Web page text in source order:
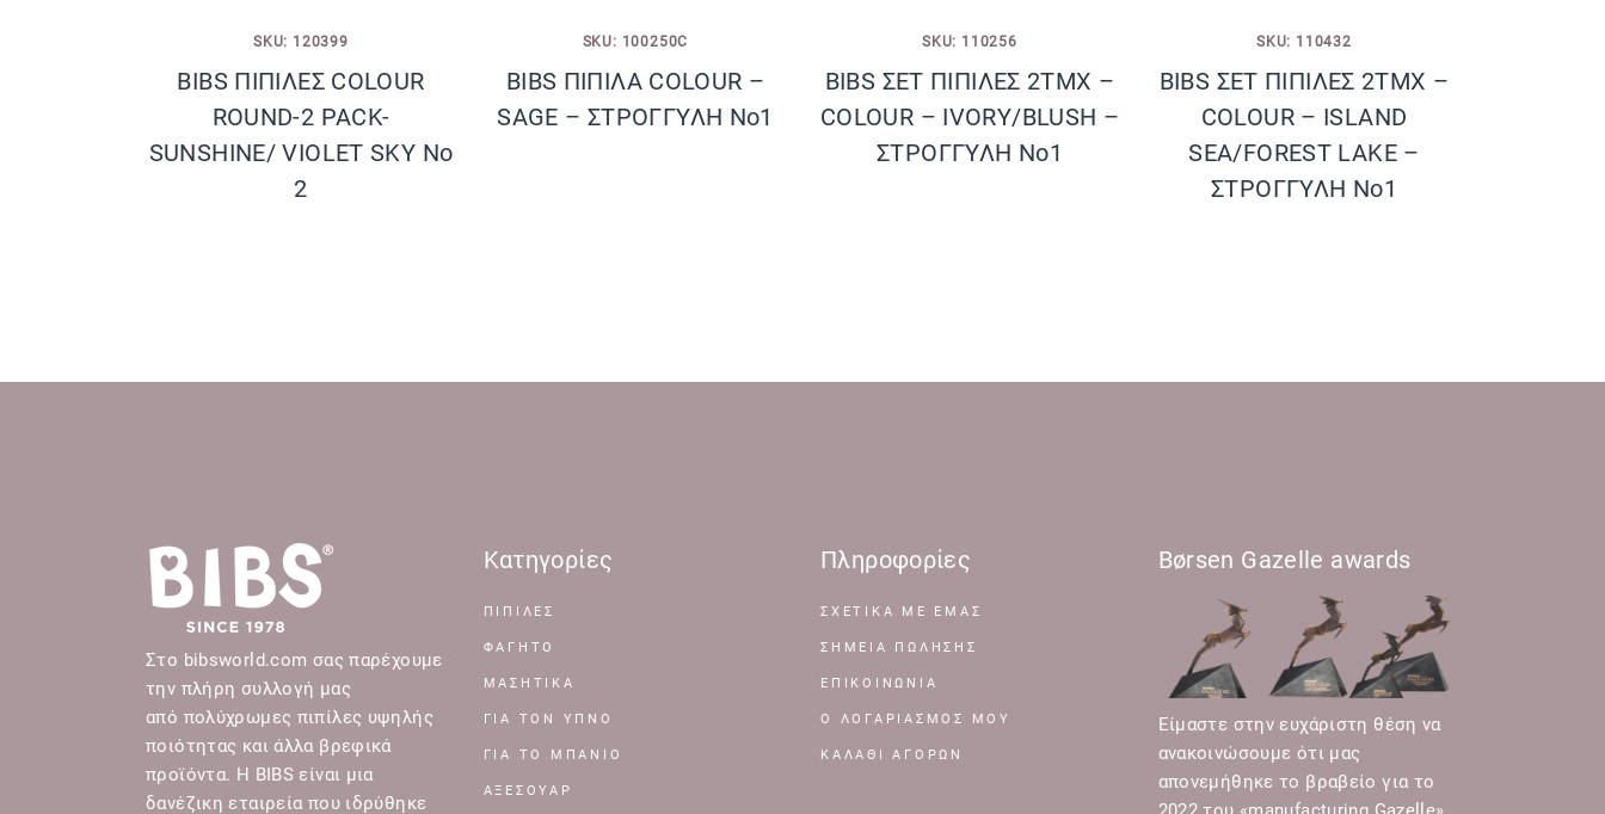
SKU: 120399
BIBS ΠΙΠΙΛΕΣ COLOUR
ROUND-2 PACK-
SUNSHINE/ VIOLET SKY No
2
SKU: 100250C
BIBS ΠΙΠΙΛΑ COLOUR –
SAGE – ΣΤΡΟΓΓΥΛΗ No1
SKU: 110256
BIBS ΣΕΤ ΠΙΠΙΛΕΣ 2ΤΜΧ –
COLOUR – IVORY/BLUSH –
ΣΤΡΟΓΓΥΛΗ No1
SKU: 110432
BIBS ΣΕΤ ΠΙΠΙΛΕΣ 2ΤΜΧ –
COLOUR – ISLAND
SEA/FOREST LAKE –
ΣΤΡΟΓΓΥΛΗ No1
Στο bibsworld.com σας παρέχουμε
την πλήρη συλλογή μας
από πολύχρωμες πιπίλες υψηλής
ποιότητας και άλλα βρεφικά
προϊόντα. Η BIBS είναι μια
δανέζικη εταιρεία που ιδρύθηκε
Κατηγορίες
ΠΙΠΙΛΕΣ
ΦΑΓΗΤΟ
ΜΑΣΗΤΙΚΑ
ΓΙΑ ΤΟΝ ΥΠΝΟ
ΓΙΑ ΤΟ ΜΠΑΝΙΟ
ΑΞΕΣΟΥΑΡ
Πληροφορίες
ΣΧΕΤΙΚΆ ΜΕ ΕΜΆΣ
ΣΗΜΕΊΑ ΠΏΛΗΣΗΣ
ΕΠΙΚΟΙΝΩΝΊΑ
Ο ΛΟΓΑΡΙΑΣΜΌΣ ΜΟΥ
ΚΑΛΆΘΙ ΑΓΟΡΏΝ
Børsen Gazelle awards
Είμαστε στην ευχάριστη θέση να
ανακοινώσουμε ότι μας
απονεμήθηκε το βραβείο για το